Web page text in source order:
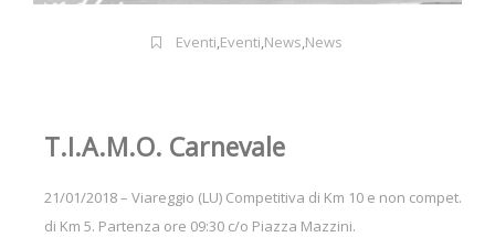
Eventi Eventi News News
T.I.A.M.O. Carnevale
21/01/2018 – Viareggio (LU) Competitiva di Km 10 e non compet.
di Km 5. Partenza ore 09:30 c/o Piazza Mazzini.